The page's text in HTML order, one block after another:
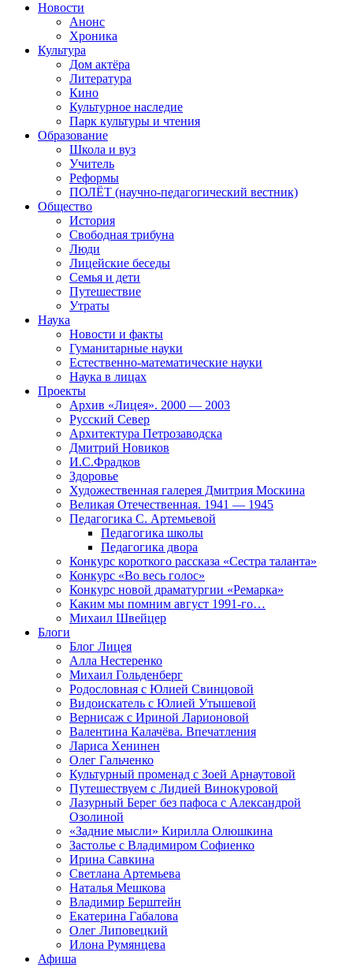
Новости
Анонс
Хроника
Культура
Дом актёра
Литература
Кино
Культурное наследие
Парк культуры и чтения
Образование
Школа и вуз
Учитель
Реформы
ПОЛЁТ (научно-педагогический вестник)
Общество
История
Свободная трибуна
Люди
Лицейские беседы
Семья и дети
Путешествие
Утраты
Наука
Новости и факты
Гуманитарные науки
Естественно-математические науки
Наука в лицах
Проекты
Архив «Лицея». 2000 — 2003
Русский Север
Архитектура Петрозаводска
Дмитрий Новиков
И.С.Фрадков
Здоровье
Художественная галерея Дмитрия Москина
Великая Отечественная. 1941 — 1945
Педагогика С. Артемьевой
Педагогика школы
Педагогика двора
Конкурс короткого рассказа «Сестра таланта»
Конкурс «Во весь голос»
Конкурс новой драматургии «Ремарка»
Каким мы помним август 1991-го…
Михаил Швейцер
Блоги
Блог Лицея
Алла Нестеренко
Михаил Гольденберг
Родословная с Юлией Свинцовой
Видоискатель с Юлией Утышевой
Вернисаж с Ириной Ларионовой
Валентина Калачёва. Впечатления
Лариса Хенинен
Олег Гальченко
Культурный променад с Зоей Арнаутовой
Путешествуем с Лидией Винокуровой
Лазурный Берег без пафоса с Александрой
Озолиной
«Задние мысли» Кирилла Олюшкина
Застолье с Владимиром Софиенко
Ирина Савкина
Светлана Артемьева
Наталья Мешкова
Владимир Берштейн
Екатерина Габалова
Олег Липовецкий
Илона Румянцева
Афиша